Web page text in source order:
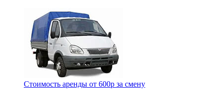
Стоимость аренды от 600p за смену